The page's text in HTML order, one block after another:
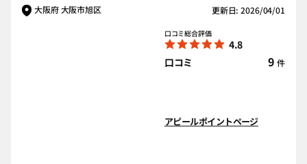
大阪府 大阪市旭区 更新日: 2026/04/01
口コミ総合評価
4.8
口コミ
9 件
アピールポイントページ